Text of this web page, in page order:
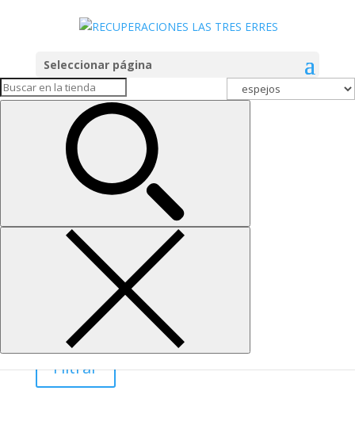
Seleccionar página
espejos
Mostrando el único resultado
Espejo con marco rocoso
antiguo
Filtrar por precio
Precio
mínimo
Precio
máximo
Filtrar